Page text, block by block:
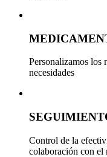
Personalizamos los
necesidades
Control de la
colaboración con el